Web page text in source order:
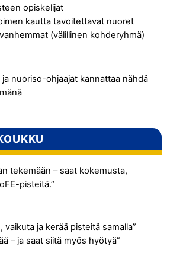
opiskelijat
kautta tavoitettavat nuoret
(välillinen kohderyhmä)
nuoriso-ohjaajat kannattaa nähdä
tekemään – saat kokemusta,
pisteitä.”
vaikuta ja kerää pisteitä samalla”
– ja saat siitä myös hyötyä”